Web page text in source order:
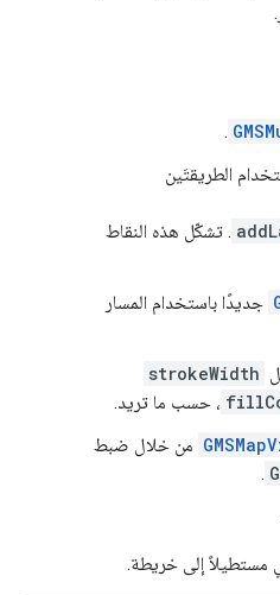
.
الطريقتَين
. تشكّل هذه النقاط
باستخدام المسار
، حسب ما تريد.
من خلال ضبط
إلى خريطة.